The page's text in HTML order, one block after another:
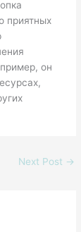
приятных
он
Next Post →